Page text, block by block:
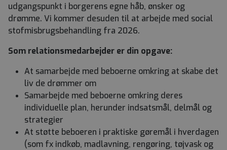
udgangspunkt i borgerens egne håb, ønsker og
drømme. Vi kommer desuden til at arbejde med social
stofmisbrugsbehandling fra 2026.
Som relationsmedarbejder er din opgave:
At samarbejde med beboerne omkring at skabe det
liv de drømmer om
Samarbejde med beboerne omkring deres
individuelle plan, herunder indsatsmål, delmål og
strategier
At støtte beboeren i praktiske gøremål i hverdagen
(som fx indkøb, madlavning, rengøring, tøjvask og